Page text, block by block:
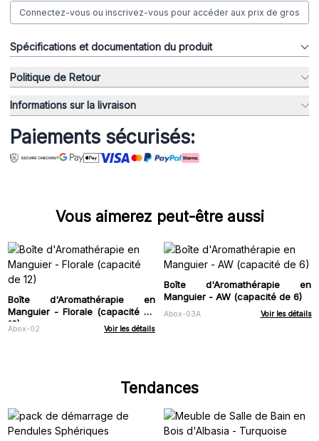
Connectez-vous ou inscrivez-vous pour accéder aux prix de gros
Spécifications et documentation du produit
Politique de Retour
Informations sur la livraison
Paiements sécurisés:
Vous aimerez peut-être aussi
Boîte d'Aromathérapie en
Manguier - Florale (capacité de
12)
Abox-02 Voir les détails
Boîte d'Aromathérapie en
Manguier - AW (capacité de 6)
Abox-03A Voir les détails
Tendances